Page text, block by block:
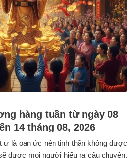
hàng tuần từ ngày 08
14 tháng 08, 2026
ư là oan ức nên tinh thần không được
được mọi người hiểu ra câu chuyện.